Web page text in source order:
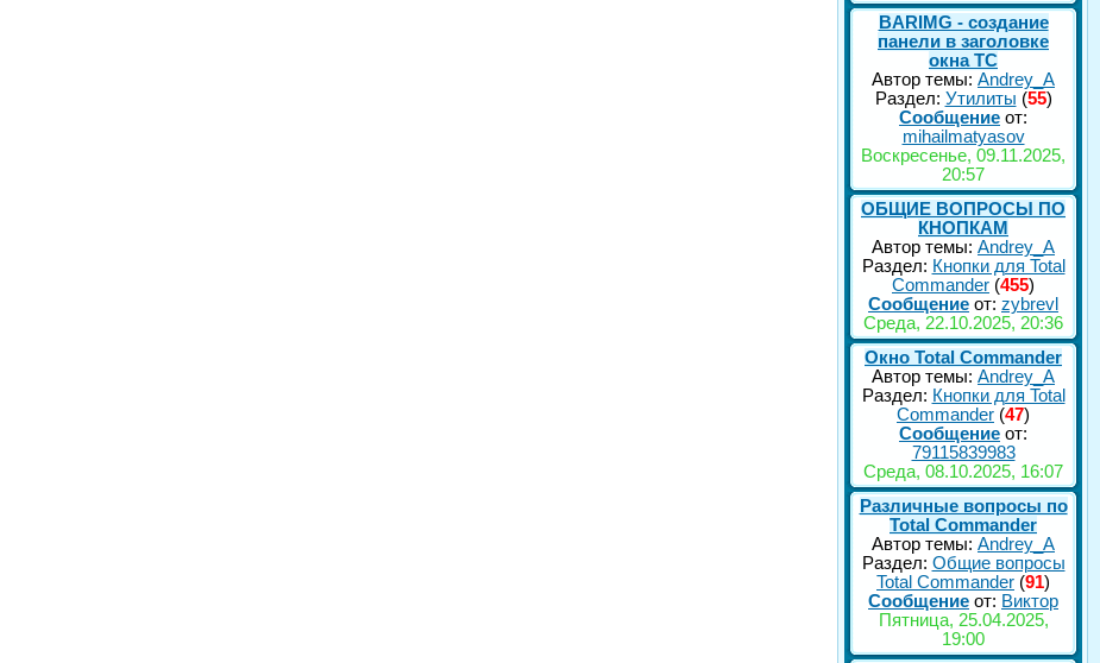
BARIMG - создание
панели в заголовке
окна TC
Автор темы: Andrey_A
Раздел: Утилиты (55)
Сообщение от:
mihailmatyasov
Воскресенье, 09.11.2025,
20:57
ОБЩИЕ ВОПРОСЫ ПО
КНОПКАМ
Автор темы: Andrey_A
Раздел: Кнопки для Total
Commander (455)
Сообщение от: zybrevl
Среда, 22.10.2025, 20:36
Окно Total Commander
Автор темы: Andrey_A
Раздел: Кнопки для Total
Commander (47)
Сообщение от:
79115839983
Среда, 08.10.2025, 16:07
Различные вопросы по
Total Commander
Автор темы: Andrey_A
Раздел: Общие вопросы
Total Commander (91)
Сообщение от: Виктор
Пятница, 25.04.2025,
19:00